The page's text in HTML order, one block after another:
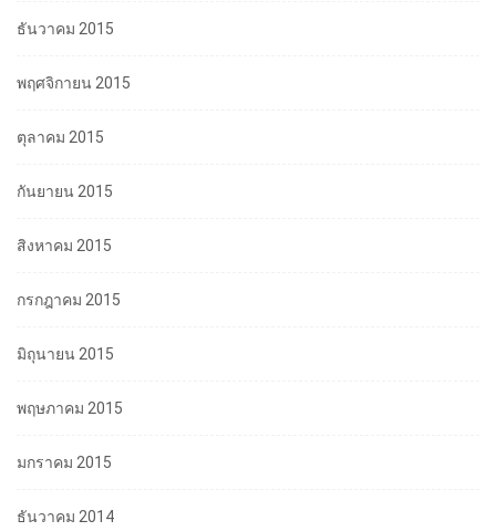
ธันวาคม 2015
พฤศจิกายน 2015
ตุลาคม 2015
กันยายน 2015
สิงหาคม 2015
กรกฎาคม 2015
มิถุนายน 2015
พฤษภาคม 2015
มกราคม 2015
ธันวาคม 2014